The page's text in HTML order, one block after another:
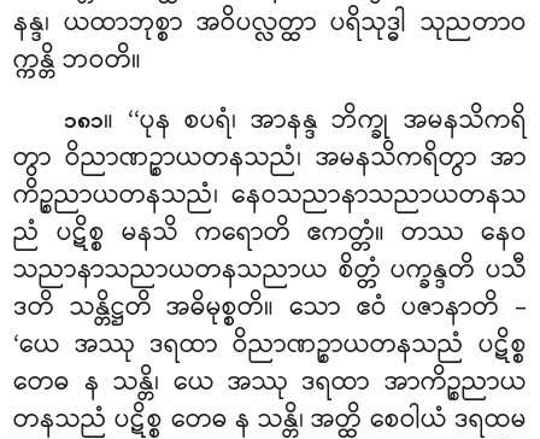
နန္ဒ၊ ယထာဘုစ္စာ အဝိပလ္လတ္ထာ ပရိသုဒ္ဓါ သုညတာဝ
က္ကန္တိ ဘဝတိ။
၁၈၁။ ‘‘ပုန စပရံ၊ အာနန္ဒ ဘိက္ခု အမနသိကရိ
တွာ ဝိညာဏဉ္စာယတနသညံ၊ အမနသိကရိတွာ အာ
ကိဉ္စညာယတနသညံ၊ နေဝသညာနာသညာယတနသ
ညံ ပဋိစ္စ မနသိ ကရောတိ ဧကတ္တံ။ တဿ နေဝ
သညာနာသညာယတနသညာယ စိတ္တံ ပက္ခန္ဒတိ ပသီ
ဒတိ သန္တိဋ္ဌတိ အဓိမုစ္စတိ။ သော ဧဝံ ပဇာနာတိ –
‘ယေ အဿု ဒရထာ ဝိညာဏဉ္စာယတနသညံ ပဋိစ္စ
တေဓ နသန္တိ၊ ယေ အဿု ဒရထာ အာကိဉ္စညာယ
တနသညံ ပဋိစ္စ တေဓ န သန္တိ၊ အတ္ထိ စေဝါယံ ဒရထမ